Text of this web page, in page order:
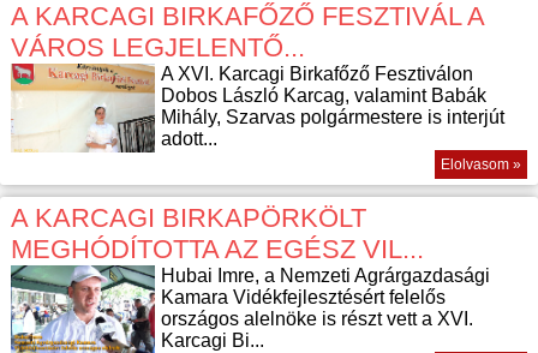
A KARCAGI BIRKAFŐZŐ FESZTIVÁL A
VÁROS LEGJELENTŐ...
A XVI. Karcagi Birkafőző Fesztiválon
Dobos László Karcag, valamint Babák
Mihály, Szarvas polgármestere is interjút
adott...
Elolvasom »
A KARCAGI BIRKAPÖRKÖLT
MEGHÓDÍTOTTA AZ EGÉSZ VIL...
Hubai Imre, a Nemzeti Agrárgazdasági
Kamara Vidékfejlesztésért felelős
országos alelnöke is részt vett a XVI.
Karcagi Bi...